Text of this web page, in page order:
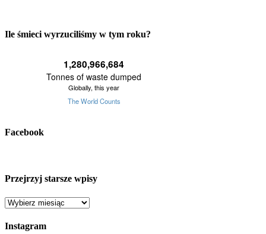
Ile śmieci wyrzuciliśmy w tym roku?
Facebook
Przejrzyj starsze wpisy
Przejrzyj
wpisy
Instagram